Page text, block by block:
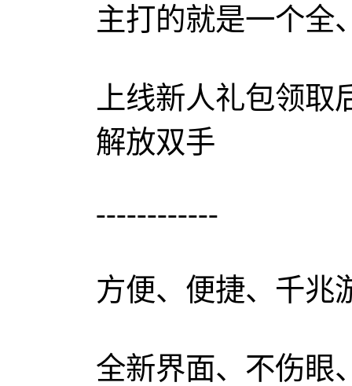
主打的就是一个全
上线新人礼包领
解放双手
------------
方便、便捷、千兆
全新界面、不伤眼